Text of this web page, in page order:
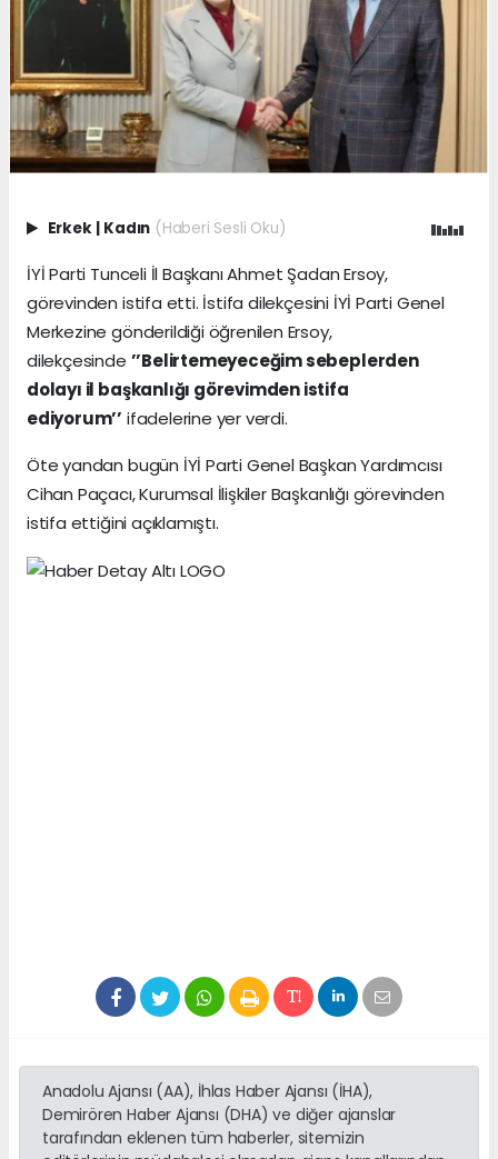
Erkek | Kadın (Haberi Sesli Oku)
İYİ Parti Tunceli İl Başkanı Ahmet Şadan Ersoy,
görevinden istifa etti. İstifa dilekçesini İYİ Parti Genel
Merkezine gönderildiği öğrenilen Ersoy,
dilekçesinde ’’Belirtemeyeceğim sebeplerden
dolayı il başkanlığı görevimden istifa
ediyorum’’ ifadelerine yer verdi.
Öte yandan bugün İYİ Parti Genel Başkan Yardımcısı
Cihan Paçacı, Kurumsal İlişkiler Başkanlığı görevinden
istifa ettiğini açıklamıştı.
Anadolu Ajansı (AA), İhlas Haber Ajansı (İHA),
Demirören Haber Ajansı (DHA) ve diğer ajanslar
tarafından eklenen tüm haberler, sitemizin